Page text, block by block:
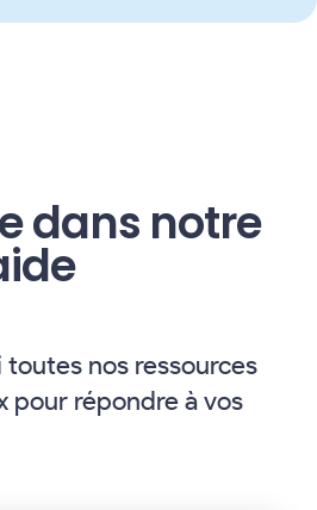
dans notre
nos ressources
pour répondre à vos